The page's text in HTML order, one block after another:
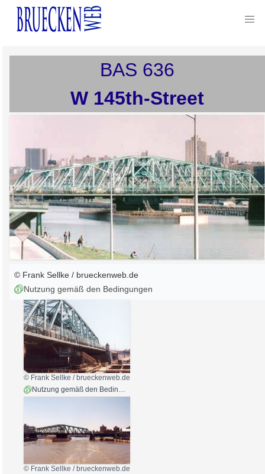
BAS 636
W 145th-Street
© Frank Sellke / brueckenweb.de
Nutzung gemäß den Bedingungen
© Frank Sellke / brueckenweb.de
© Frank Sellke / brueckenweb.de